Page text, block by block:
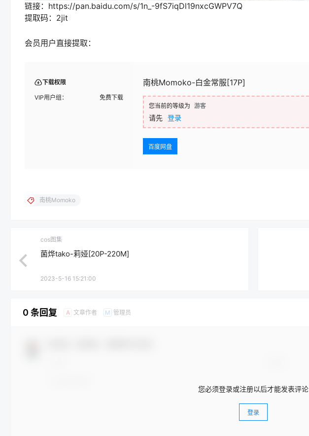
链接：https://pan.baidu.com/s/1n_-9fS7iqDl19nxcGWPV7Q
提取码：2jit
会员用户直接提取：
下载权限
VIP用户组： 免费下载
南桃Momoko-白金常服[17P]
您当前的等级为 游客
请先 登录
百度网盘
南桃Momoko
cos图集
菌烨tako-莉娅[20P-220M]
2023-5-16 15:21:00
0 条回复 A 文章作者 M 管理员
您必须登录或注册以后才能发表评论
登录